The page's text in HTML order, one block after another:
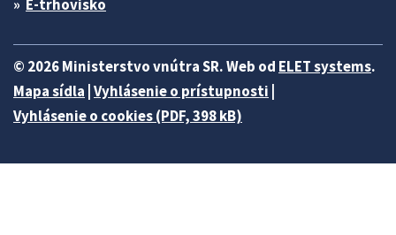
E-trhovisko
© 2026 Ministerstvo vnútra SR. Web od ELET systems.
Mapa sídla Vyhlásenie o prístupnosti
Vyhlásenie o cookies (PDF, 398 kB)